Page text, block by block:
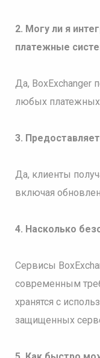
2. Могу ли я
платежные
Да, BoxExchanger
любых
3.
Да, клиенты
включая
4. Насколько
Сервисы
современным
хранятся с
защищенных